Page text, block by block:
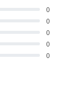
0
0
0
0
0